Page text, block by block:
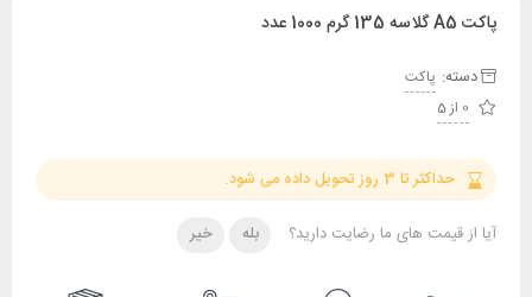
پاکت A5 گلاسه 135 گرم 1000 عدد
دسته: پاکت
0 از 5
حداکثر تا 3 روز تحویل داده می شود.
آیا از قیمت های ما رضایت دارید؟ بله خیر